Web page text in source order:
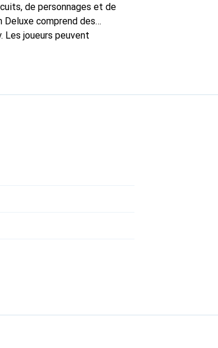
de personnages et de
comprend des
Les joueurs peuvent
occasionnels comme